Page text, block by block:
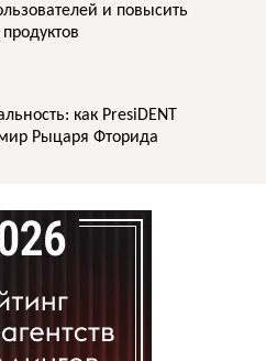
и повысить
как PresiDENT
Рыцаря Фторида